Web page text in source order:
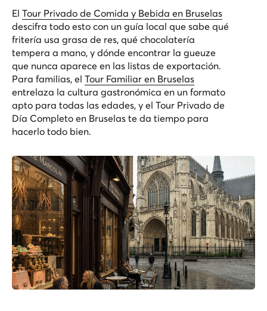
El Tour Privado de Comida y Bebida en Bruselas
descifra todo esto con un guía local que sabe qué
fritería usa grasa de res, qué chocolatería
tempera a mano, y dónde encontrar la gueuze
que nunca aparece en las listas de exportación.
Para familias, el Tour Familiar en Bruselas
entrelaza la cultura gastronómica en un formato
apto para todas las edades, y el Tour Privado de
Día Completo en Bruselas te da tiempo para
hacerlo todo bien.